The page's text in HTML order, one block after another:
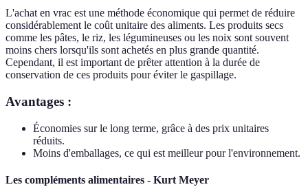
L'achat en vrac est une méthode économique qui permet de réduire
considérablement le coût unitaire des aliments. Les produits secs
comme les pâtes, le riz, les légumineuses ou les noix sont souvent
moins chers lorsqu'ils sont achetés en plus grande quantité.
Cependant, il est important de prêter attention à la durée de
conservation de ces produits pour éviter le gaspillage.
Avantages :
Économies sur le long terme, grâce à des prix unitaires
réduits.
Moins d'emballages, ce qui est meilleur pour l'environnement.
Les compléments alimentaires - Kurt Meyer